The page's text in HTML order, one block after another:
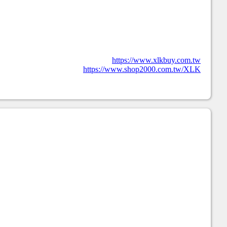
https://www.xlkbuy.com.tw
https://www.shop2000.com.tw/XLK